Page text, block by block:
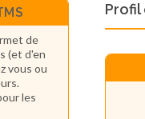
de
(et d'en
vous ou
les